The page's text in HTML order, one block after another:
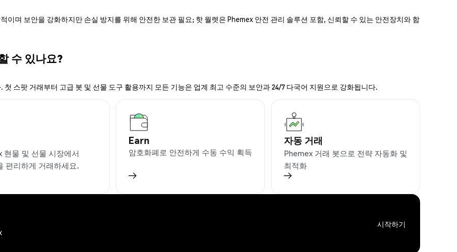
이며 보안을 강화하지만 손실 방지를 위해 안전한 보관 필요; 핫 월렛은 Phemex 안전 관리 솔루션 포함, 신뢰할 수 있는 안전장치와 함
수 있나요?
스팟 거래부터 고급 봇 및 선물 도구 활용까지 모든 기능은 업계 최고 수준의 보안과 24/7 다국어 지원으로 강화됩니다.
현물 및 선물 시장에서
편리하게 거래하세요.
Earn
암호화폐로 안전하게 수동 수익 획득
자동 거래
Phemex 거래 봇으로 전략 자동화 및
최적화
시작하기